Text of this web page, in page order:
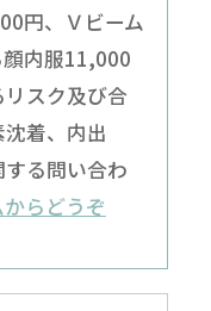
円、Ｖビーム
内服11,000
スク及び合
着、内出
る問い合わ
らどうぞ